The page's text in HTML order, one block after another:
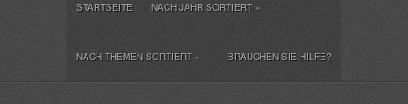
STARTSEITE NACH JAHR SORTIERT»
NACH THEMEN SORTIERT» BRAUCHEN SIE HILFE?